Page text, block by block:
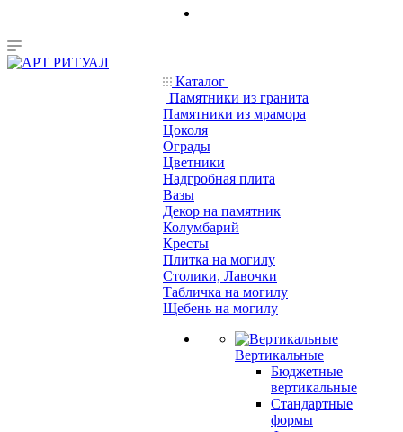
Каталог
Памятники из гранита
Памятники из мрамора
Цоколя
Ограды
Цветники
Надгробная плита
Вазы
Декор на памятник
Колумбарий
Кресты
Плитка на могилу
Столики, Лавочки
Табличка на могилу
Щебень на могилу
Вертикальные
Бюджетные
вертикальные
Стандартные
формы